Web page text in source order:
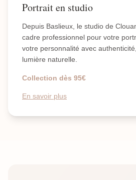
Portrait en studio
Depuis Baslieux, le studio de
cadre professionnel pour votre
votre personnalité avec
lumière naturelle.
Collection dès 95€
En savoir plus